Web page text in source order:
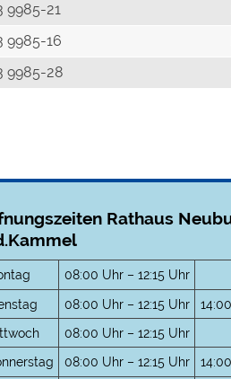
9985-21
9985-16
9985-28
Rathaus
08:00 Uhr – 12:15 Uhr
08:00 Uhr – 12:15 Uhr
08:00 Uhr – 12:15 Uhr
08:00 Uhr – 12:15 Uhr